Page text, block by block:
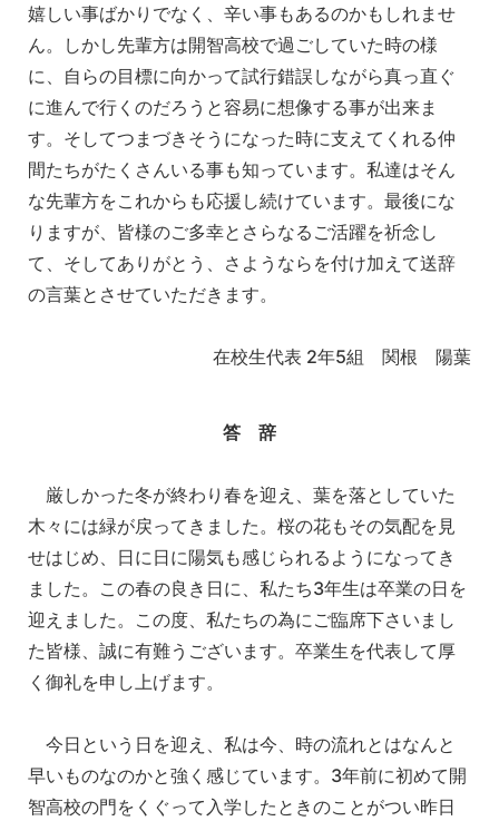
嬉しい事ばかりでなく、辛い事もあるのかもしれませ
ん。しかし先輩方は開智高校で過ごしていた時の様
に、自らの目標に向かって試行錯誤しながら真っ直ぐ
に進んで行くのだろうと容易に想像する事が出来ま
す。そしてつまづきそうになった時に支えてくれる仲
間たちがたくさんいる事も知っています。私達はそん
な先輩方をこれからも応援し続けています。最後にな
りますが、皆様のご多幸とさらなるご活躍を祈念し
て、そしてありがとう、さようならを付け加えて送辞
の言葉とさせていただきます。
在校生代表 2年5組 関根 陽葉
答 辞
厳しかった冬が終わり春を迎え、葉を落としていた
木々には緑が戻ってきました。桜の花もその気配を見
せはじめ、日に日に陽気も感じられるようになってき
ました。この春の良き日に、私たち3年生は卒業の日を
迎えました。この度、私たちの為にご臨席下さいまし
た皆様、誠に有難うございます。卒業生を代表して厚
く御礼を申し上げます。
今日という日を迎え、私は今、時の流れとはなんと
早いものなのかと強く感じています。3年前に初めて開
智高校の門をくぐって入学したときのことがつい昨日